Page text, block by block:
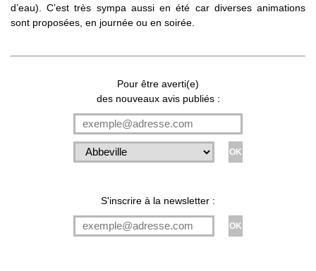
d’eau). C’est très sympa aussi en été car diverses animations
sont proposées, en journée ou en soirée.
Pour être averti(e)
des nouveaux avis publiés :
S'inscrire à la newsletter :